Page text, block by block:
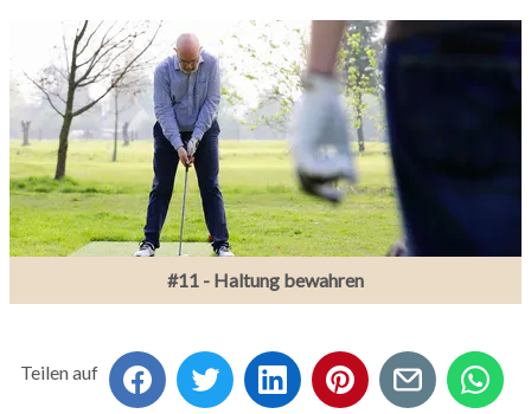
#11 - Haltung bewahren
Teilen auf